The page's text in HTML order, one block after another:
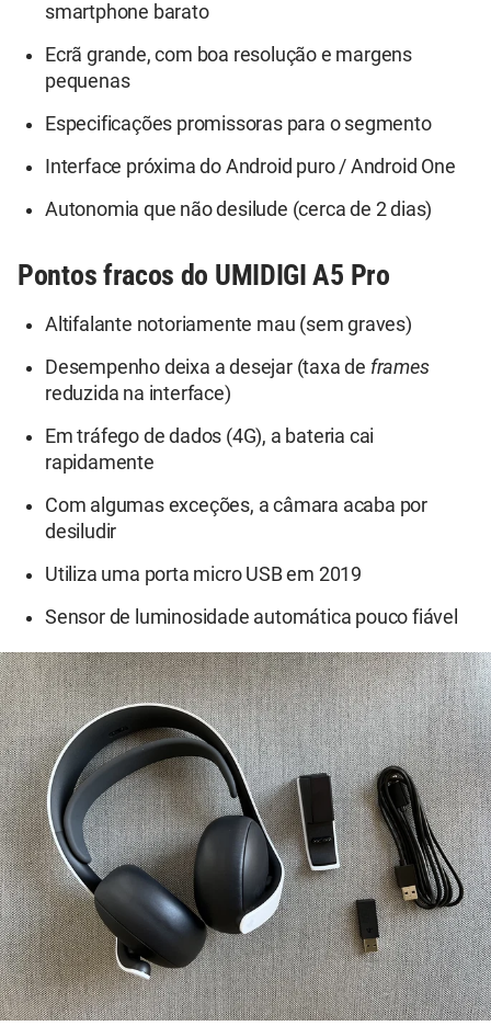
smartphone barato
Ecrã grande, com boa resolução e margens
pequenas
Especificações promissoras para o segmento
Interface próxima do Android puro / Android One
Autonomia que não desilude (cerca de 2 dias)
Pontos fracos do UMIDIGI A5 Pro
Altifalante notoriamente mau (sem graves)
Desempenho deixa a desejar (taxa de frames
reduzida na interface)
Em tráfego de dados (4G), a bateria cai
rapidamente
Com algumas exceções, a câmara acaba por
desiludir
Utiliza uma porta micro USB em 2019
Sensor de luminosidade automática pouco fiável